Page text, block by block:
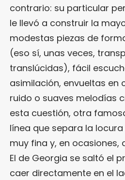
contrario: su particular
le llevó a construir la
modestas piezas de
(eso sí, unas veces,
translúcidas), fácil
asimilación, envueltas en
ruido o suaves melodías
esta cuestión, otra
línea que separa la
muy fina y, en ocasiones,
El de Georgia se saltó el
caer directamente en el